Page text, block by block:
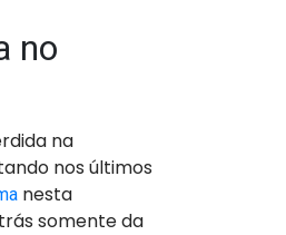
no
na
nos últimos
nesta
somente da